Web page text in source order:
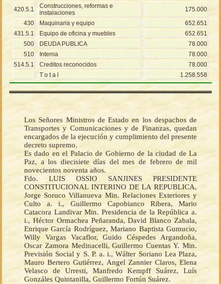
420.5.1
Construcciones, reformas e
instalaciones
175.000
430
Maquinaria y equipo
652.651
431.5.1
Equipo de oficina y muebles
652.651
500
DEUDA PUBLICA
78.000
510
Interna
78.000
514.5.1
Creditos reconocidos
78.000
T o t a l
1.258.558
Los Señores Ministros de Estado en los despachos de
Transportes y Comunicaciones y de Finanzas, quedan
encargados de la ejecución y cumplimiento del presente
decreto supremo.
Es dado en el Palacio de Gobierno de la ciudad de La
Paz, a los diecisiete días del mes de febrero de mil
novecientos noventa años.
Fdo. LUIS OSSIO SANJINES PRESIDENTE
CONSTITUCIONAL INTERINO DE LA REPUBLICA,
Jorge Soruco Villanueva Min. Relaciones Exteriores y
Culto a. i., Guillermo Capobianco Ribera, Mario
Catacora Landivar Min. Presidencia de la República a.
i., Héctor Ormachea Peñaranda, David Blanco Zabala,
Enrique García Rodríguez, Mariano Baptista Gumucio,
Willy Vargas Vacaflor, Guido Céspedes Argandoña,
Oscar Zamora Medinacelli, Guillermo Cuentas Y. Min.
Previsión Social y S. P. a. i., Wálter Soriano Lea Plaza,
Mauro Bertero Gutiérrez, Angel Zannier Claros, Elena
Velasco de Urresti, Manfredo Kempff Suárez, Luís
Gonzáles Quintanilla, Guillermo Fortún Suárez.